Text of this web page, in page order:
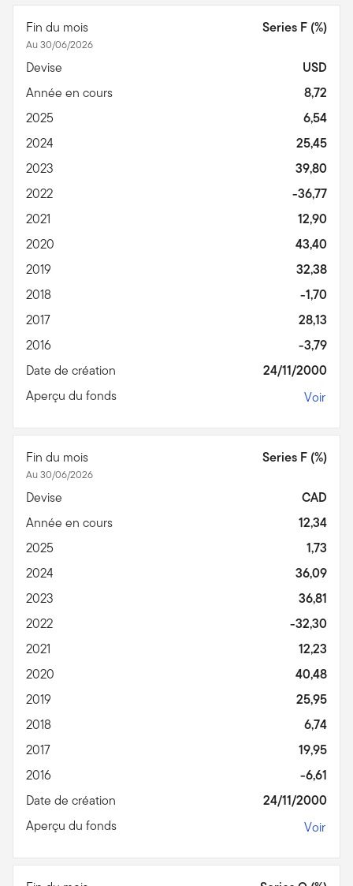
Fin du mois
Au 30/06/2026
Series F (%)
Devise
USD
Année en cours
8,72
2025
6,54
2024
25,45
2023
39,80
2022
-36,77
2021
12,90
2020
43,40
2019
32,38
2018
-1,70
2017
28,13
2016
-3,79
Date de création
24/11/2000
Aperçu du fonds
Voir
Fin du mois
Au 30/06/2026
Series F (%)
Devise
CAD
Année en cours
12,34
2025
1,73
2024
36,09
2023
36,81
2022
-32,30
2021
12,23
2020
40,48
2019
25,95
2018
6,74
2017
19,95
2016
-6,61
Date de création
24/11/2000
Aperçu du fonds
Voir